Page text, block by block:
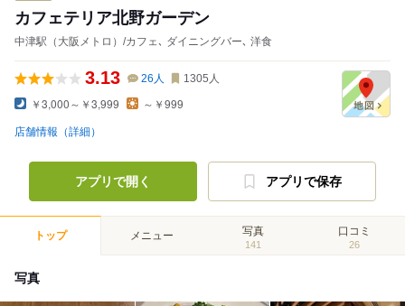
カフェテリア北野ガーデン
中津駅（大阪メトロ）/カフェ､ ダイニングバー､ 洋食
3.13 26 人 1305 人
￥3,000～￥3,999 ～￥999
店舗情報（詳細）
アプリで開く アプリで保存
トップ メニュー 写真
141
口コミ
26
写真